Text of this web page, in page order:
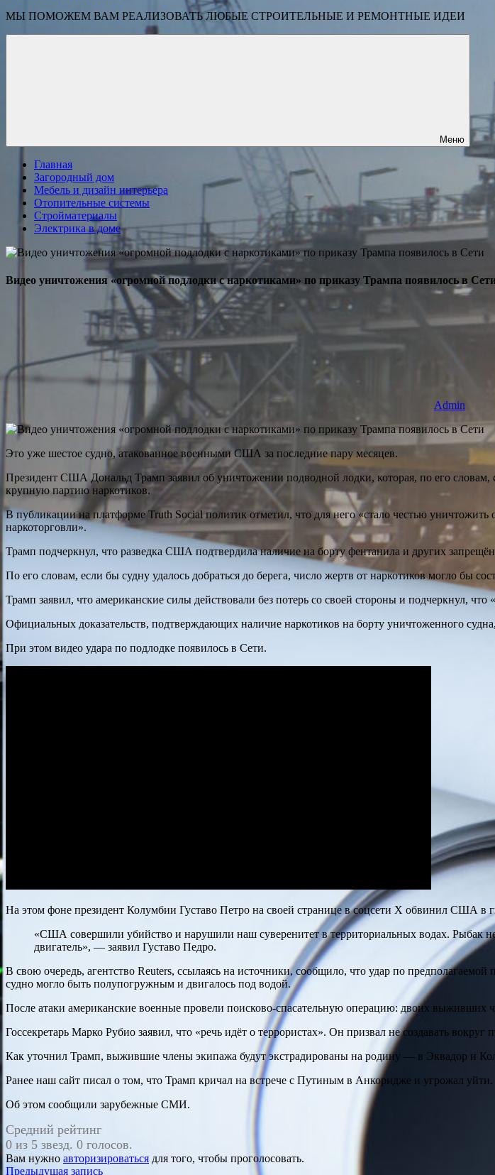
МЫ ПОМОЖЕМ ВАМ РЕАЛИЗОВАТЬ ЛЮБЫЕ СТРОИТЕЛЬНЫЕ И РЕМОНТНЫЕ ИДЕИ
Меню
Главная
Загородный дом
Мебель и дизайн интерьера
Отопительные системы
Стройматериалы
Электрика в доме
Видео уничтожения «огромной подлодки с наркотиками» по приказу Трампа появилось в
Admin
Это уже шестое судно, атакованное военными США за последние пару месяцев.
Президент США Дональд Трамп заявил об уничтожении подводной лодки, которая, по его словам,
крупную партию наркотиков.
В публикации на платформе Truth Social политик отметил, что для него «стало честью
наркоторговли».
Трамп подчеркнул, что разведка США подтвердила наличие на борту фентанила и других
По его словам, если бы судну удалось добраться до берега, число жертв от наркотиков могло бы
Трамп заявил, что американские силы действовали без потерь со своей стороны и подчеркнул,
Официальных доказательств, подтверждающих наличие наркотиков на борту уничтоженного
При этом видео удара по подлодке появилось в Сети.
На этом фоне президент Колумбии Густаво Петро на своей странице в соцсети X обвинил США в
«США совершили убийство и нарушили наш суверенитет в территориальных водах. Рыбак
двигатель», — заявил Густаво Педро.
В свою очередь, агентство Reuters, ссылаясь на источники, сообщило, что удар по
судно могло быть полупогружным и двигалось под водой.
После атаки американские военные провели поисково-спасательную операцию: двоих
Госсекретарь Марко Рубио заявил, что «речь идёт о террористах». Он призвал не создавать
Как уточнил Трамп, выжившие члены экипажа будут экстрадированы на родину — в Эквадор и
Ранее наш сайт писал о том, что Трамп кричал на встрече с Путиным в Анкоридже и угрожал уйти.
Об этом сообщили зарубежные СМИ.
Средний рейтинг
0 из 5 звезд. 0 голосов.
Вам нужно авторизироваться для того, чтобы проголосовать.
Предыдущая запись